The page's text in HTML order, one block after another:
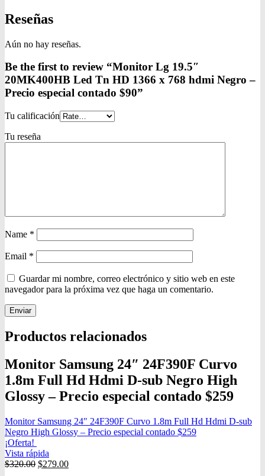
Reseñas
Aún no hay reseñas.
Be the first to review “Monitor Lg 19.5″
20MK400HB Led Tn HD 1366 x 768 hdmi Negro –
Precio especial contado $90”
Tu calificación
Tu reseña
Name *
Email *
Guardar mi nombre, correo electrónico y sitio web en este
navegador para la próxima vez que haga un comentario.
Productos relacionados
Monitor Samsung 24″ 24F390F Curvo
1.8m Full Hd Hdmi D-sub Negro High
Glossy – Precio especial contado $259
Monitor Samsung 24″ 24F390F Curvo 1.8m Full Hd Hdmi D-sub
Negro High Glossy – Precio especial contado $259
¡Oferta!
Vista rápida
$320.00 $279.00